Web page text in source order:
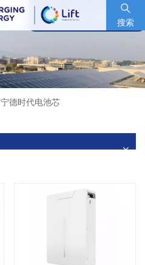
搜索
股票代码 : 600153.SH
宁德时代电池芯